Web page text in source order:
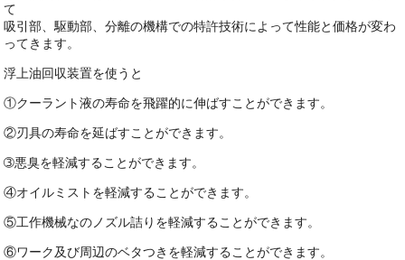
て
吸引部、駆動部、分離の機構での特許技術によって性能と価格が変わ
ってきます。
浮上油回収装置を使うと
①クーラント液の寿命を飛躍的に伸ばすことができます。
②刃具の寿命を延ばすことができます。
➂悪臭を軽減することができます。
④オイルミストを軽減することができます。
⑤工作機械なのノズル詰りを軽減することができます。
⑥ワーク及び周辺のベタつきを軽減することができます。